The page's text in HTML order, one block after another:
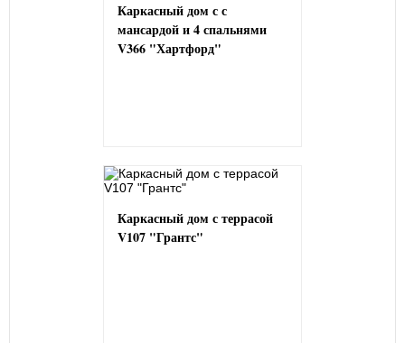
Каркасный дом с с
мансардой и 4 спальнями
V366 "Хартфорд"
Каркасный дом с террасой
V107 "Грантс"